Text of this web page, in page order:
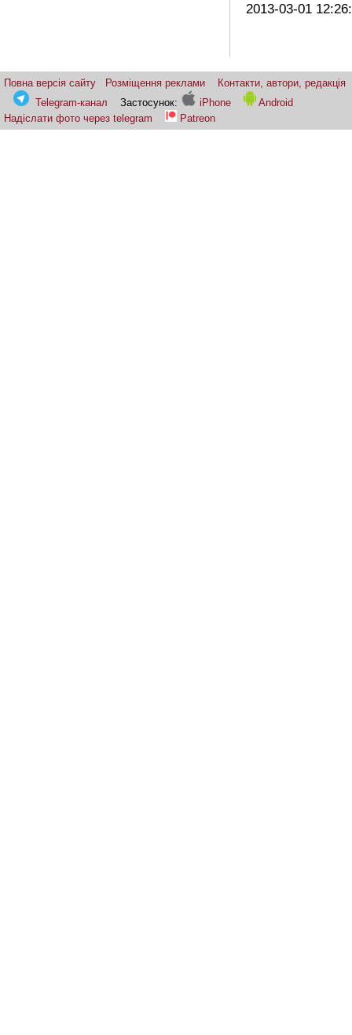
2013-03-01
Повна версія сайту Розміщення реклами
Контакти, автори, редакція
Telegram-канал
Застосунок: iPhone
Android
Надіслати фото через telegram
Patreon